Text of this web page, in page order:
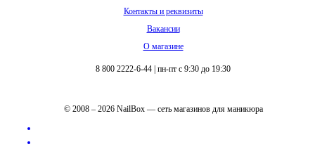
Контакты и реквизиты
Вакансии
О магазине
8 800 2222-6-44 пн-пт с 9:30 до 19:30
© 2008 – 2026 NailBox — сеть магазинов для маникюра